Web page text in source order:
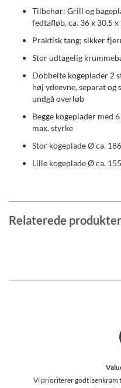
Tilbehør: Grill og
fedtafløb, ca. 36 x 30,5
Praktisk tang; sikker
Stor udtagelig
Dobbelte kogeplader 2
høj ydeevne, separat
undgå overløb
Begge kogeplader med
max. styrke
Stor kogeplade Ø ca.
Lille kogeplade Ø ca.
Relaterede produkter
Vi prioriterer godt isenkram